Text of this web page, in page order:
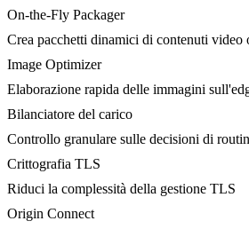
On-the-Fly Packager
Crea pacchetti dinamici di contenuti video
Image Optimizer
Elaborazione rapida delle immagini
Bilanciatore del carico
Controllo granulare sulle decisioni di
Crittografia TLS
Riduci la complessità della gestione TLS
Origin Connect